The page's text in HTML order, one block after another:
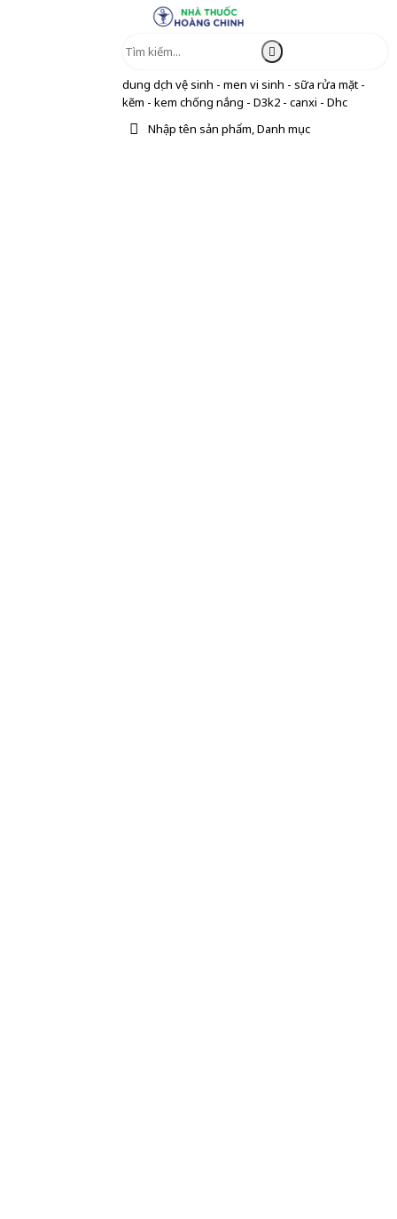
dung dịch vệ sinh - men vi sinh - sữa rửa mặt -
kẽm - kem chống nắng - D3k2 - canxi - Dhc
Nhập tên sản phẩm, Danh mục